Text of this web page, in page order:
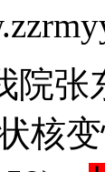
院张
核